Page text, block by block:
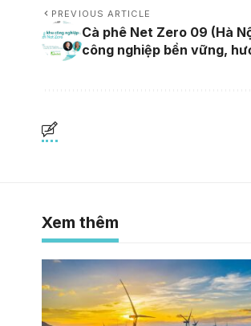
PREVIOUS ARTICLE
Cà phê Net Zero 09 (Hà
công nghiệp bền vững,
Xem thêm